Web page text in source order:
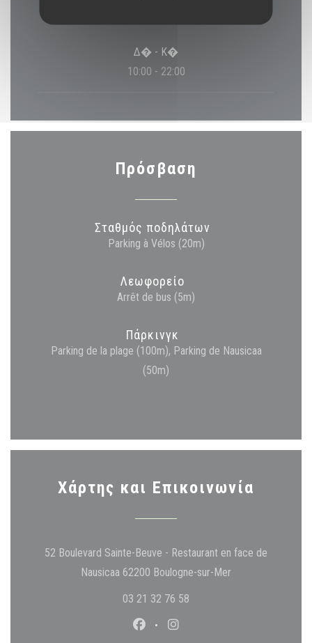
Δ� - Κ�
10:00 - 22:00
Πρόσβαση
Σταθμός ποδηλάτων
Parking à Vélos (20m)
Λεωφορείο
Arrêt de bus (5m)
Πάρκινγκ
Parking de la plage (100m), Parking de Nausicaa
(50m)
Χάρτης και Επικοινωνία
52 Boulevard Sainte-Beuve - Restaurant en face de
Nausicaa 62200 Boulogne-sur-Mer
03 21 32 76 58
Facebook ((ανοίγει σε νέο
Instagram ((ανοίγει σε